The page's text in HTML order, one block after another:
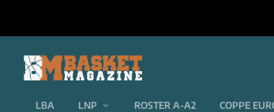
LBA LNP ROSTER A-A2 COPPE